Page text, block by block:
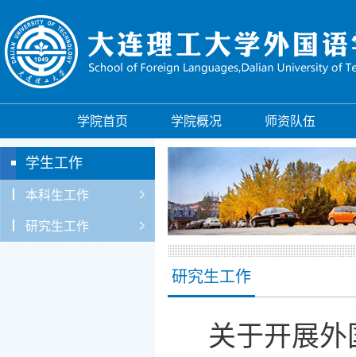
学院首页 学院概况 师资队伍
学生工作
本科生工作
研究生工作
研究生工作
关于开展